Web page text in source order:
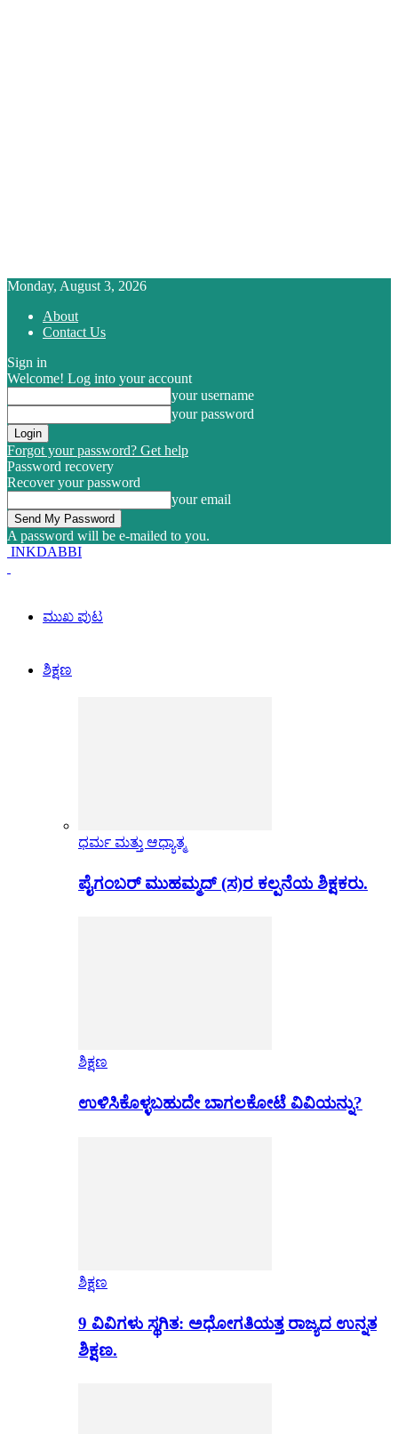
Monday, August 3, 2026
About
Contact Us
Sign in
Welcome! Log into your account
your username
your password
Forgot your password? Get help
Password recovery
Recover your password
your email
A password will be e-mailed to you.
INKDABBI
ಮುಖ ಪುಟ
ಶಿಕ್ಷಣ
ಧರ್ಮ ಮತ್ತು ಆಧ್ಯಾತ್ಮ
ಪೈಗಂಬರ್ ಮುಹಮ್ಮದ್ (ಸ)ರ ಕಲ್ಪನೆಯ ಶಿಕ್ಷಕರು.
ಶಿಕ್ಷಣ
ಉಳಿಸಿಕೊಳ್ಳಬಹುದೇ ಬಾಗಲಕೋಟೆ ವಿವಿಯನ್ನು?
ಶಿಕ್ಷಣ
9 ವಿವಿಗಳು ಸ್ಥಗಿತ: ಅಧೋಗತಿಯತ್ತ ರಾಜ್ಯದ ಉನ್ನತ
ಶಿಕ್ಷಣ.